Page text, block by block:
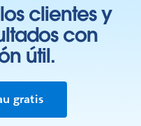
clientes y
con
útil.
gratis